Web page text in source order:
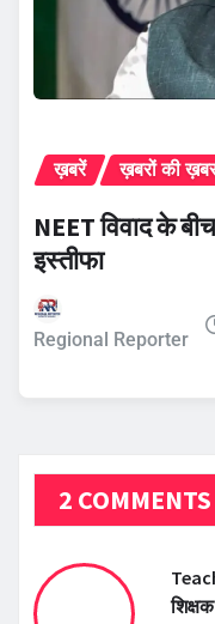
ख़बरें ख़बरों की
NEET विवाद के
इस्तीफा
Regional Reporter
2 COMMENTS